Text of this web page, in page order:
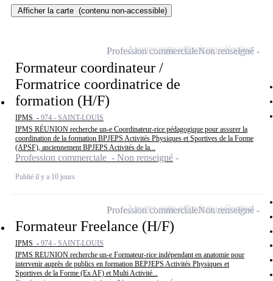
Afficher la carte (contenu non-accessible)
Formateur coordinateur /
Formatrice coordinatrice de
formation (H/F)
IPMS - 974 - SAINT-LOUIS
IPMS RÉUNION recherche un-e Coordinateur-rice pédagogique pour assurer la
coordination de la formation BPJEPS Activités Physiques et Sportives de la Forme
(APSF), anciennement BPJEPS Activités de la...
Profession commerciale - Non renseigné
Publié il y a 10 jours
Profession commercialeNon renseigné
Ajouter cette offre à ma sélection
Formateur Freelance (H/F)
IPMS - 974 - SAINT-LOUIS
IPMS REUNION recherche un-e Formateur-rice indépendant en anatomie pour
intervenir auprès de publics en formation BEPJEPS Activités Physiques et
Sportives de la Forme (Ex AF) et Multi Activité...
Profession commercialeNon renseigné
Ajouter cette offre à ma sélection